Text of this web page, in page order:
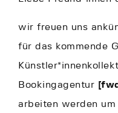
wir freuen uns
für das kommende
Bookingagentur
arbeiten werden